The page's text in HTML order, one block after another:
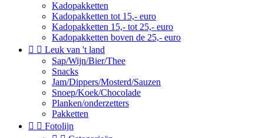
Kadopakketten
Kadopakketten tot 15,- euro
Kadopakketten 15,- tot 25,- euro
Kadopakketten boven de 25,- euro
  Leuk van 't land
Sap/Wijn/Bier/Thee
Snacks
Jam/Dippers/Mosterd/Sauzen
Snoep/Koek/Chocolade
Planken/onderzetters
Pakketten
  Fotolijn